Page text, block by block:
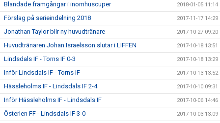
Blandade framgångar i inomhuscuper 2018-01-05 11:14
Förslag på serieindelning 2018 2017-11-17 14:29
Jonathan Taylor blir ny huvudtränare 2017-10-27 09:20
Huvudtränaren Johan Israelsson slutar i LIFFEN 2017-10-18 13:51
Lindsdals IF - Torns IF 0-3 2017-10-18 13:29
Inför Lindsdals IF - Torns IF 2017-10-13 13:52
Hässleholms IF - Lindsdals IF 2-4 2017-10-10 09:31
Inför Hässleholms IF - Lindsdals IF 2017-10-06 14:46
Österlen FF - Lindsdals IF 3-0 2017-10-03 13:09